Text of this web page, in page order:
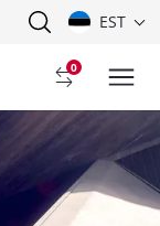
EST
0